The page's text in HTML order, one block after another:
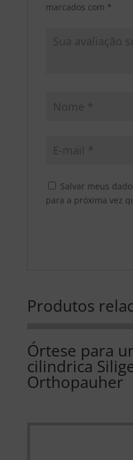
marcados com *
Salvar meus
para a próxima vez
Produtos
Órtese para
cilindrica
Orthopauher